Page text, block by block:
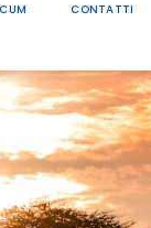
CONTATTI